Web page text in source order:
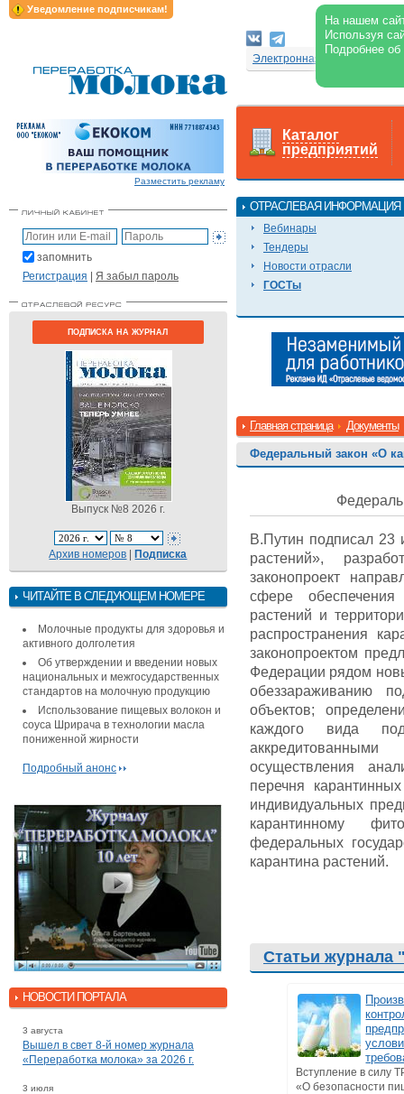
Уведомление подписчикам!
На нашем
Используя
Подробнее
Электронная версия
Разместить рекламу
запомнить
Регистрация | Я забыл пароль
ПОДПИСКА НА ЖУРНАЛ
Выпуск №8 2026 г.
Архив номеров |Подписка
ЧИТАЙТЕ В СЛЕДУЮЩЕМ НОМЕРЕ
Молочные продукты для здоровья и
активного долголетия
Об утверждении и введении новых
национальных и межгосударственных
стандартов на молочную продукцию
Использование пищевых волокон и
соуса Шрирача в технологии масла
пониженной жирности
Подробный анонс
НОВОСТИ ПОРТАЛА
3 августа
Вышел в свет 8-й номер журнала
«Переработка молока» за 2026 г.
3 июля
Каталог
предприятий
ОТРАСЛЕВАЯ ИНФОРМАЦИЯ
Вебинары
Тендеры
Новости отрасли
ГОСТы
Главная страница Документы
Федеральный закон «О
В.Путин подписал 23
растений»,
законопроект
сфере
растений и
распространения
законопроектом
Федерации рядом
обеззараживанию
объектов;
каждого вида
осуществления
перечня
индивидуальных
карантинному
федеральных
карантина растений.
Статьи журнала
Вступление в силу
«О безопасности